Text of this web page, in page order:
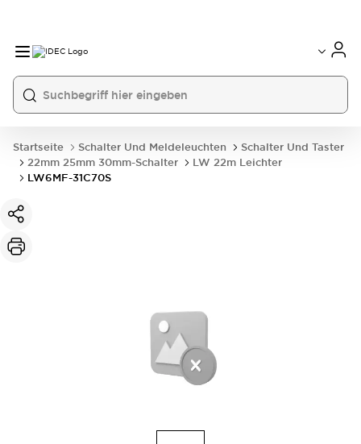
Startseite Schalter Und Meldeleuchten
Schalter Und Taster
22mm 25mm 30mm-Schalter
LW 22m Leichter
LW6MF-31C70S